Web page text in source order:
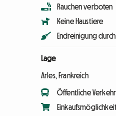
Rauchen verboten
Keine Haustiere
Endreinigung
Lage
Arles, Frankreich
Öffentliche